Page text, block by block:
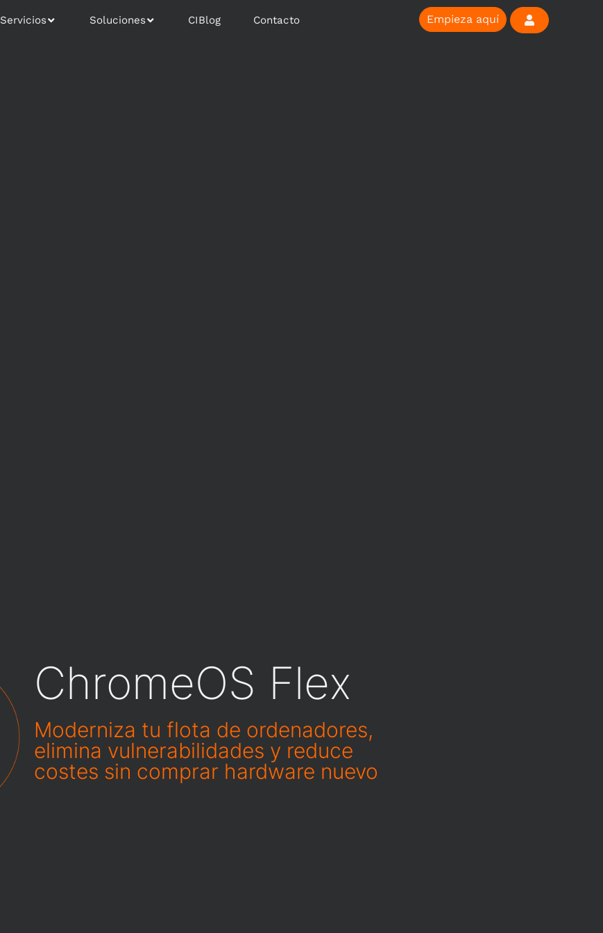
Servicios Soluciones CIBlog Contacto Empieza aquí
ChromeOS Flex
Moderniza tu flota de ordenadores,
elimina vulnerabilidades y reduce
costes sin comprar hardware nuevo